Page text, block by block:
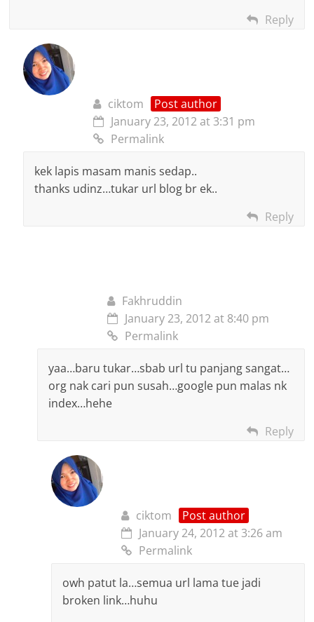
Reply
ciktom
Post author
January 23, 2012 at 3:31 pm
Permalink
kek lapis masam manis sedap..
thanks udinz…tukar url blog br ek..
Reply
Fakhruddin
January 23, 2012 at 8:40 pm
Permalink
yaa…baru tukar…sbab url tu panjang sangat…
org nak cari pun susah…google pun malas nk
index…hehe
Reply
ciktom
Post author
January 24, 2012 at 3:26 am
Permalink
owh patut la…semua url lama tue jadi
broken link…huhu